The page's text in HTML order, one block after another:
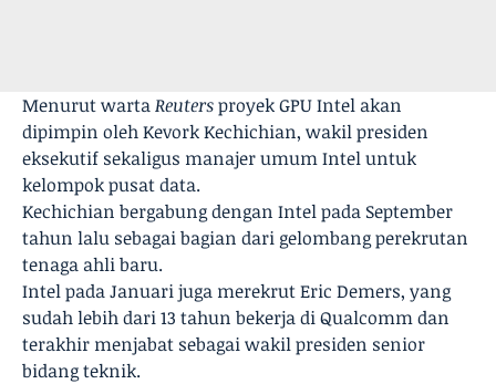
Menurut wartaReutersproyek GPU Intel akan
dipimpin oleh Kevork Kechichian, wakil presiden
eksekutif sekaligus manajer umum Intel untuk
kelompok pusat data.
Kechichian bergabung dengan Intel pada September
tahun lalu sebagai bagian dari gelombang perekrutan
tenaga ahli baru.
Intel pada Januari juga merekrut Eric Demers, yang
sudah lebih dari 13 tahun bekerja di Qualcomm dan
terakhir menjabat sebagai wakil presiden senior
bidang teknik.